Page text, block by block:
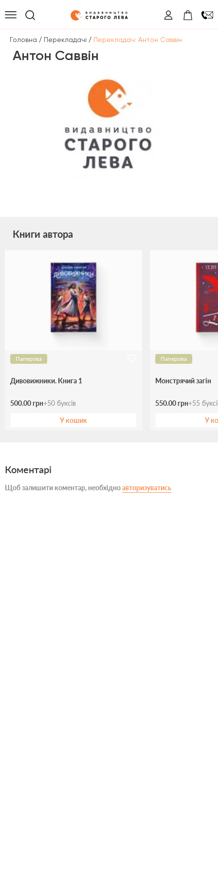
Головна / Перекладачі / Перекладач: Антон Саввін
Антон Саввін
Книги автора
Паперова
Дивовижники. Книга 1
500.00 грн+50 буксів
У кошик
Паперова
Монстрячий загін
550.00 грн+55
У
Коментарі
Щоб залишити коментар, необхідноавторизуватись